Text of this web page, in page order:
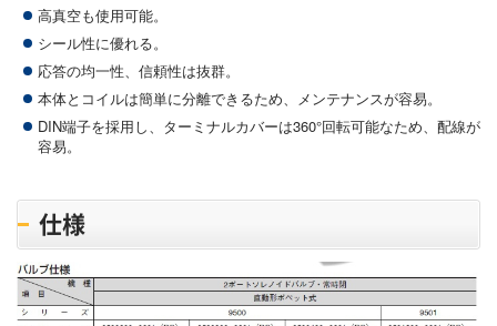
高真空も使用可能。
シール性に優れる。
応答の均一性、信頼性は抜群。
本体とコイルは簡単に分離できるため、メンテナンスが容易。
DIN端子を採用し、ターミナルカバーは360°回転可能なため、配線が
容易。
仕様